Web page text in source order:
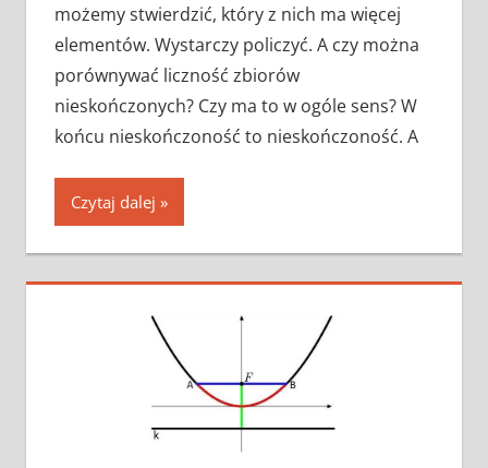
możemy stwierdzić, który z nich ma więcej
elementów. Wystarczy policzyć. A czy można
porównywać liczność zbiorów
nieskończonych? Czy ma to w ogóle sens? W
końcu nieskończoność to nieskończoność. A
Czytaj dalej